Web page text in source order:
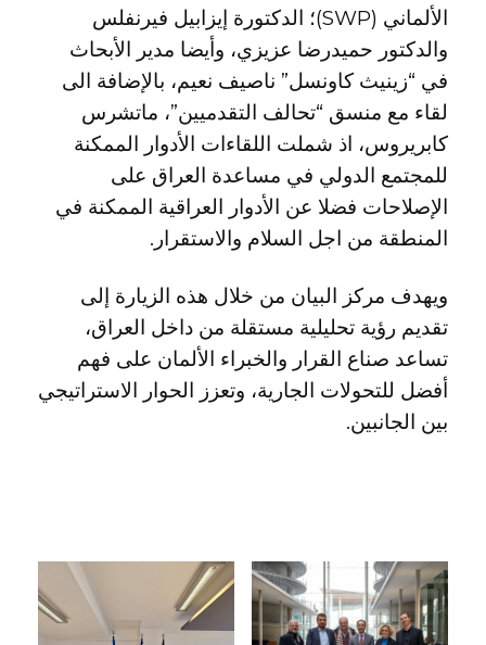
الألماني (SWP)؛ الدكتورة إيزابيل فيرنفلس
والدكتور حميدرضا عزيزي، وأيضا مدير الأبحاث
في “زينيث كاونسل” ناصيف نعيم، بالإضافة الى
لقاء مع منسق “تحالف التقدميين”، ماتشرس
كابريروس، اذ شملت اللقاءات الأدوار الممكنة
للمجتمع الدولي في مساعدة العراق على
الإصلاحات فضلا عن الأدوار العراقية الممكنة في
المنطقة من اجل السلام والاستقرار.
ويهدف مركز البيان من خلال هذه الزيارة إلى
تقديم رؤية تحليلية مستقلة من داخل العراق،
تساعد صناع القرار والخبراء الألمان على فهم
أفضل للتحولات الجارية، وتعزز الحوار الاستراتيجي
بين الجانبين.